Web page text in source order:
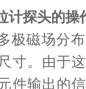
计探头的操
极磁场分
寸。由于
件输出的